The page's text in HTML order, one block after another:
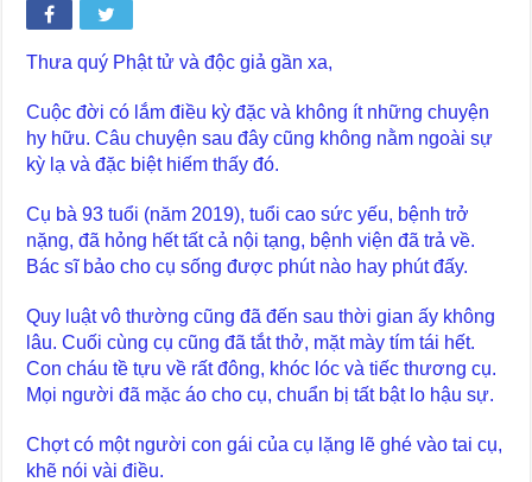
Thưa quý Phật tử và độc giả gần xa,
Cuộc đời có lắm điều kỳ đặc và không ít những chuyện
hy hữu. Câu chuyện sau đây cũng không nằm ngoài sự
kỳ lạ và đặc biệt hiếm thấy đó.
Cụ bà 93 tuổi (năm 2019), tuổi cao sức yếu, bệnh trở
nặng, đã hỏng hết tất cả nội tạng, bệnh viện đã trả về.
Bác sĩ bảo cho cụ sống được phút nào hay phút đấy.
Quy luật vô thường cũng đã đến sau thời gian ấy không
lâu. Cuối cùng cụ cũng đã tắt thở, mặt mày tím tái hết.
Con cháu tề tựu về rất đông, khóc lóc và tiếc thương cụ.
Mọi người đã mặc áo cho cụ, chuẩn bị tất bật lo hậu sự.
Chợt có một người con gái của cụ lặng lẽ ghé vào tai cụ,
khẽ nói vài điều.